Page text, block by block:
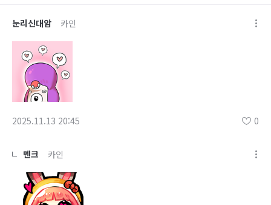
눈리신대암 카인
2025.11.13 20:45 0
멘크 카인